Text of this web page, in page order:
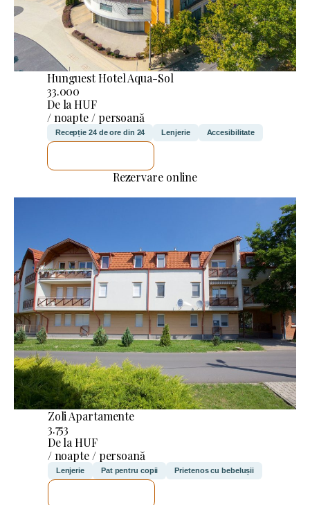
Hunguest Hotel Aqua-Sol
33.000
De la HUF
/ noapte / persoană
Recepție 24 de ore din 24 Lenjerie Accesibilitate
Rezervare online
Zoli Apartamente
3.753
De la HUF
/ noapte / persoană
Lenjerie Pat pentru copii Prietenos cu bebelușii